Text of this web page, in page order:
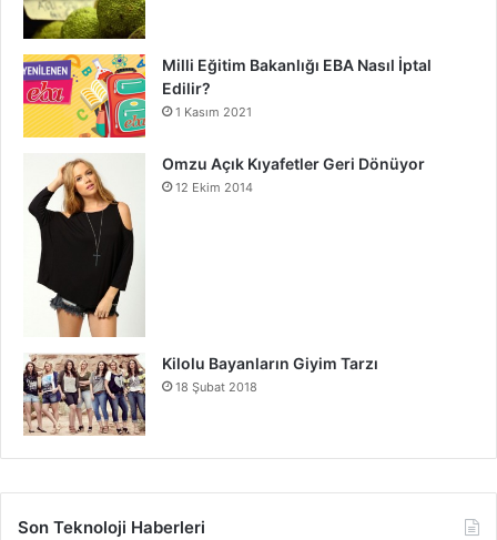
Milli Eğitim Bakanlığı EBA Nasıl İptal
Edilir?
1 Kasım 2021
Omzu Açık Kıyafetler Geri Dönüyor
12 Ekim 2014
Kilolu Bayanların Giyim Tarzı
18 Şubat 2018
Son Teknoloji Haberleri